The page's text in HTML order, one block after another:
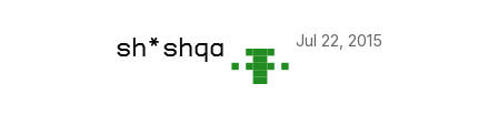
sh*shqa Jul 22, 2015